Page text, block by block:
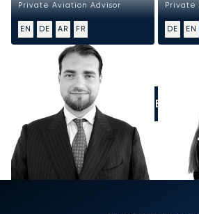
Private Aviation Advisor
EN DE AR FR
Private
DE EN
RUFEN SIE